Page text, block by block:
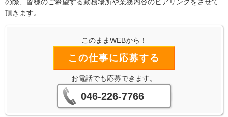
の際、皆様のご希望する勤務場所や業務内容のヒアリングをさせて
頂きます。
このままWEBから！
この仕事に応募する
お電話でも応募できます。
046-226-7766